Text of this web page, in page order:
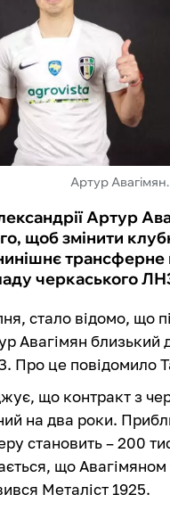
Артур
Артур
щоб змінити
трансферне
черкаського
стало відомо, що
Авагімян близький
Про це повідомило
що контракт з
на два роки.
становить – 200
що
Металіст 1925.